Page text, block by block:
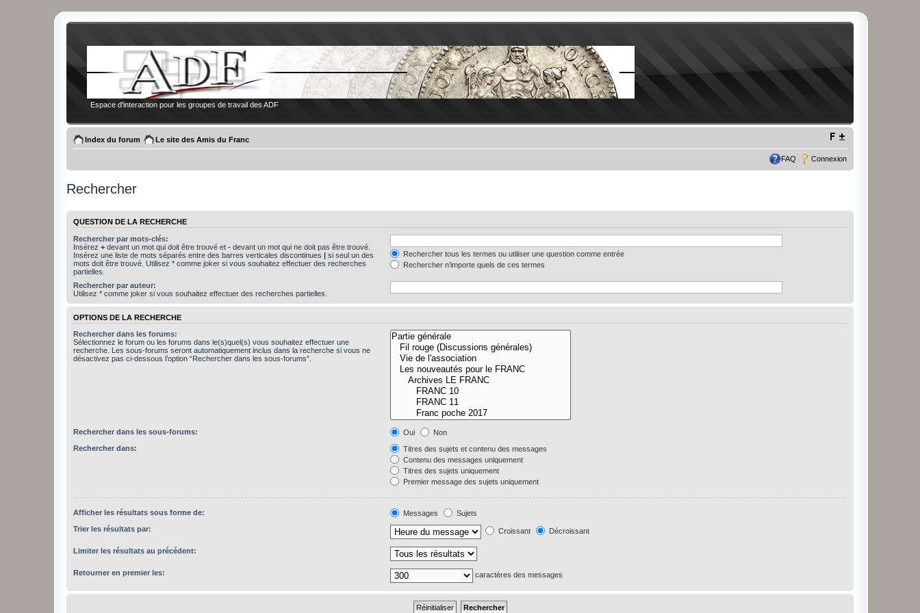
Espace d'interaction pour les groupes de travail des ADF
Index du forum Le site des Amis du Franc
FAQ Connexion
Rechercher
QUESTION DE LA RECHERCHE
Rechercher par mots-clés:
Insérez + devant un mot qui doit être trouvé et - devant un mot qui ne doit pas être trouvé.
Insérez une liste de mots séparés entre des barres verticales discontinues | si seul un des
mots doit être trouvé. Utilisez * comme joker si vous souhaitez effectuer des recherches
partielles.
Rechercher tous les termes ou utiliser une question comme entrée
Rechercher n’importe quels de ces termes
Rechercher par auteur:
Utilisez * comme joker si vous souhaitez effectuer des recherches partielles.
OPTIONS DE LA RECHERCHE
Rechercher dans les forums:
Sélectionnez le forum ou les forums dans le(s)quel(s) vous souhaitez effectuer une
recherche. Les sous-forums seront automatiquement inclus dans la recherche si vous ne
désactivez pas ci-dessous l’option “Rechercher dans les sous-forums”.
Rechercher dans les sous-forums: Oui
Non
Rechercher dans:
Titres des sujets et contenu des messages
Contenu des messages uniquement
Titres des sujets uniquement
Premier message des sujets uniquement
Afficher les résultats sous forme de: Messages
Sujets
Trier les résultats par:
Croissant Décroissant
Limiter les résultats au précédent:
Retourner en premier les: caractères des messages